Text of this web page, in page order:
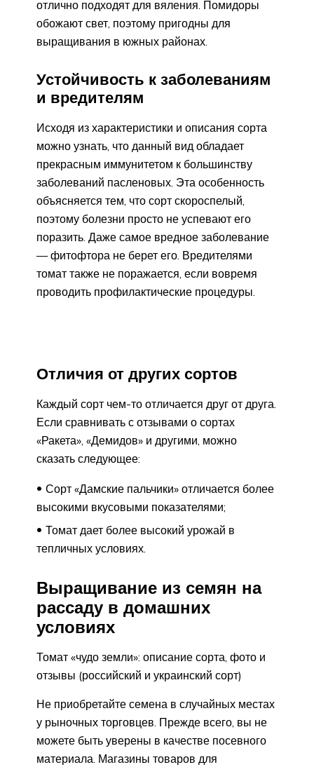
отлично подходят для вяления. Помидоры
обожают свет, поэтому пригодны для
выращивания в южных районах.
Устойчивость к заболеваниям
и вредителям
Исходя из характеристики и описания сорта
можно узнать, что данный вид обладает
прекрасным иммунитетом к большинству
заболеваний пасленовых. Эта особенность
объясняется тем, что сорт скороспелый,
поэтому болезни просто не успевают его
поразить. Даже самое вредное заболевание
— фитофтора не берет его. Вредителями
томат также не поражается, если вовремя
проводить профилактические процедуры.
Отличия от других сортов
Каждый сорт чем-то отличается друг от друга.
Если сравнивать с отзывами о сортах
«Ракета», «Демидов» и другими, можно
сказать следующее:
Сорт «Дамские пальчики» отличается более
высокими вкусовыми показателями;
Томат дает более высокий урожай в
тепличных условиях.
Выращивание из семян на
рассаду в домашних
условиях
Томат «чудо земли»: описание сорта, фото и
отзывы (российский и украинский сорт)
Не приобретайте семена в случайных местах
у рыночных торговцев. Прежде всего, вы не
можете быть уверены в качестве посевного
материала. Магазины товаров для